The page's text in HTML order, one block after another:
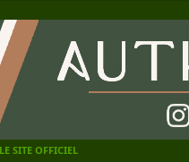
SITE OFFICIEL